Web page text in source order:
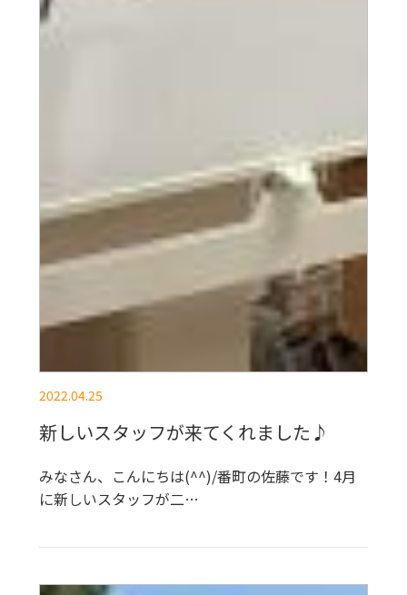
2022.04.25
新しいスタッフが来てくれました♪
みなさん、こんにちは(^^)/番町の佐藤です！4月
に新しいスタッフが二…